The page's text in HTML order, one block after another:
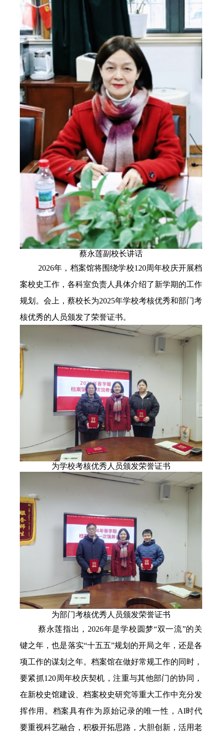
蔡永莲副校长讲话
2026年，档案馆将围绕学校120周年校庆开展档
案校史工作，各科室负责人具体介绍了新学期的工作
规划。会上，蔡校长为2025年学校考核优秀和部门考
核优秀的人员颁发了荣誉证书。
为学校考核优秀 人员颁发荣誉证书
为部门考核优秀人员颁发荣誉证书
蔡永莲指出， 2026年是学校圆梦“双一流”的关
键之年，也是落实“十五五”规划的开局之年，还是各
项工作的谋划之年。档案馆在做好常规工作的同时，
要紧抓120周年校庆契机，注重与其他部门的协同，
在新校史馆建设、档案校史研究等重大工作中充分发
挥作用。档案具有作为原始记录的唯一性 ， AI时代
要重视科艺融合，积极开拓思路，大胆创新，活用老